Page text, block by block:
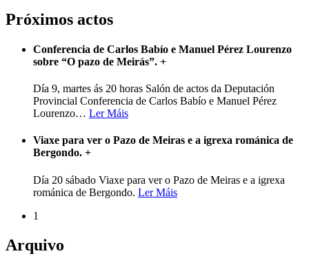
Próximos actos
Conferencia de Carlos Babío e Manuel Pérez Lourenzo
sobre “O pazo de Meirás”. +
Día 9, martes ás 20 horas Salón de actos da Deputación
Provincial Conferencia de Carlos Babío e Manuel Pérez
Lourenzo… Ler Máis
Viaxe para ver o Pazo de Meiras e a igrexa románica de
Bergondo. +
Día 20 sábado Viaxe para ver o Pazo de Meiras e a igrexa
románica de Bergondo. Ler Máis
1
Arquivo